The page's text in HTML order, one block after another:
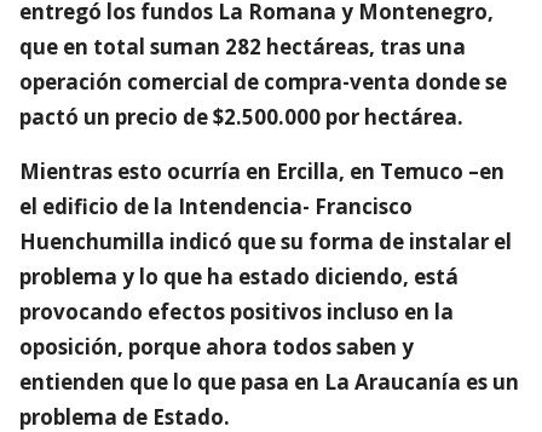
entregó los fundos La Romana y Montenegro,
que en total suman 282 hectáreas, tras una
operación comercial de compra-venta donde se
pactó un precio de $2.500.000 por hectárea.
Mientras esto ocurría en Ercilla, en Temuco –en
el edificio de la Intendencia- Francisco
Huenchumilla indicó que su forma de instalar el
problema y lo que ha estado diciendo, está
provocando efectos positivos incluso en la
oposición, porque ahora todos saben y
entienden que lo que pasa en La Araucanía es un
problema de Estado.